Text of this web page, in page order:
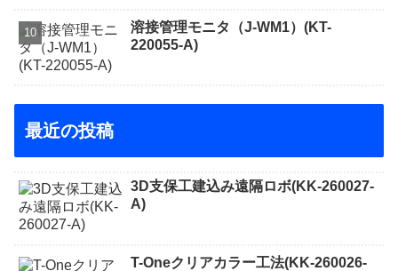
溶接管理モニタ（J-WM1）(KT-
220055-A)
最近の投稿
3D支保工建込み遠隔ロボ(KK-260027-
A)
T-Oneクリアカラー工法(KK-260026-